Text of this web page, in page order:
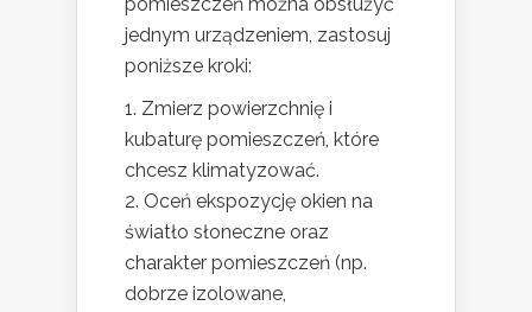
jednym urządzeniem, zastosuj
poniższe kroki:
Zmierz powierzchnię i
kubaturę pomieszczeń, które
chcesz klimatyzować.
Oceń ekspozycję okien na
światło słoneczne oraz
charakter pomieszczeń (np.
dobrze izolowane,